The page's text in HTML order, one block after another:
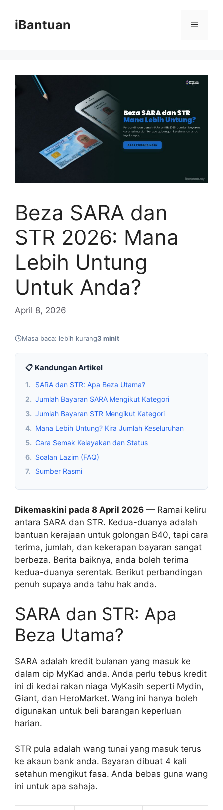
contentiBantuan Menu
Beza SARA dan
STR 2026: Mana
Lebih Untung
Untuk Anda?
April 8, 2026
Masa baca: lebih kurang3 minit
📋 Kandungan Artikel
1.
SARA dan STR: Apa Beza Utama?
2. Jumlah Bayaran SARA Mengikut Kategori
3. Jumlah Bayaran STR Mengikut Kategori
4. Mana Lebih Untung? Kira Jumlah Keseluruhan
5. Cara Semak Kelayakan dan Status
6. Soalan Lazim (FAQ)
7.
Sumber Rasmi
Dikemaskini pada 8 April 2026 — Ramai keliru
antara SARA dan STR. Kedua-duanya adalah
bantuan kerajaan untuk golongan B40, tapi cara
terima, jumlah, dan kekerapan bayaran sangat
berbeza. Berita baiknya, anda boleh terima
kedua-duanya serentak. Berikut perbandingan
penuh supaya anda tahu hak anda.
SARA dan STR: Apa
Beza Utama?
SARA adalah kredit bulanan yang masuk ke
dalam cip MyKad anda. Anda perlu tebus kredit
ini di kedai rakan niaga MyKasih seperti Mydin,
Giant, dan HeroMarket. Wang ini hanya boleh
digunakan untuk beli barangan keperluan
harian.
STR pula adalah wang tunai yang masuk terus
ke akaun bank anda. Bayaran dibuat 4 kali
setahun mengikut fasa. Anda bebas guna wang
ini untuk apa sahaja.